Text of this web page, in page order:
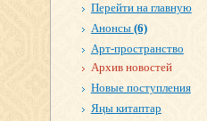
Перейти на главную
Анонсы (6)
Арт-пространство
Архив новостей
Новые поступления
Яңы китаптар